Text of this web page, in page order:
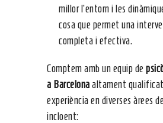
millor l’entorn i les
cosa que permet una
completa i efectiva.
Comptem amb un equip de
a Barcelona altament
experiència en diverses àrees
incloent: